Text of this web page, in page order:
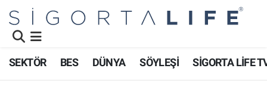
SEKTÖR BES DÜNYA SÖYLEŞİ SİGORTA LİFE